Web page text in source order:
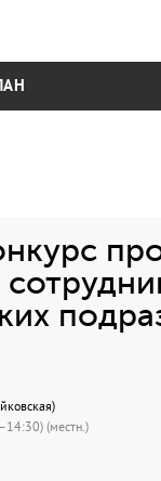
(местн.)